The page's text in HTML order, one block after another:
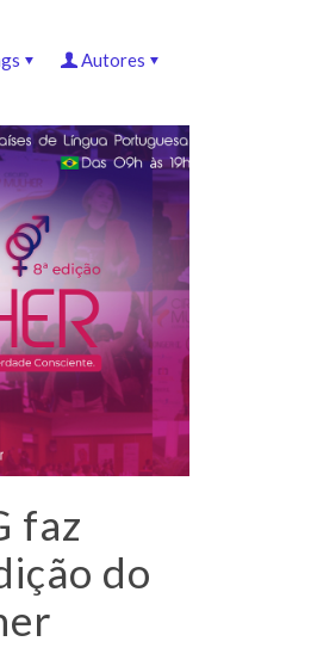
Autores
faz
do